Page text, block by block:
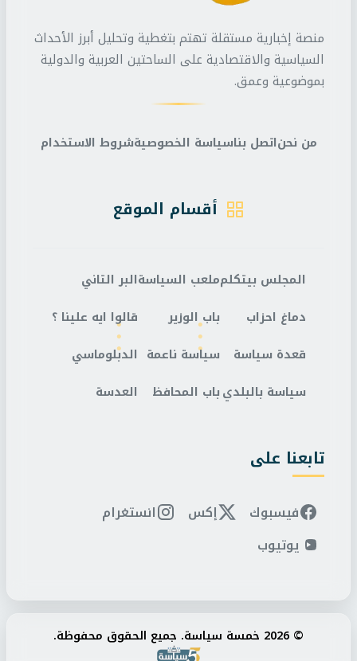
منصة إخبارية مستقلة تهتم بتغطية وتحليل أبرز الأحداث
السياسية والاقتصادية على الساحتين العربية والدولية
بموضوعية وعمق.
من نحناتصل بناسياسة الخصوصيةشروط الاستخدام
أقسام الموقع
المجلس بيتكلم
دماغ احزاب
قعدة سياسة
سياسة بالبلدي
ملعب السياسة
باب الوزير
سياسة ناعمة
باب المحافظ
البر التاني
قالوا ايه علينا ؟
الدبلوماسي
العدسة
تابعنا على
فيسبوك إكس
انستغرام
يوتيوب
© 2026 خمسة سياسة. جميع الحقوق محفوظة.